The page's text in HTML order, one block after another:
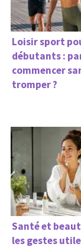
Loisir sport
débutants :
commencer
tromper ?
Santé et
les gestes